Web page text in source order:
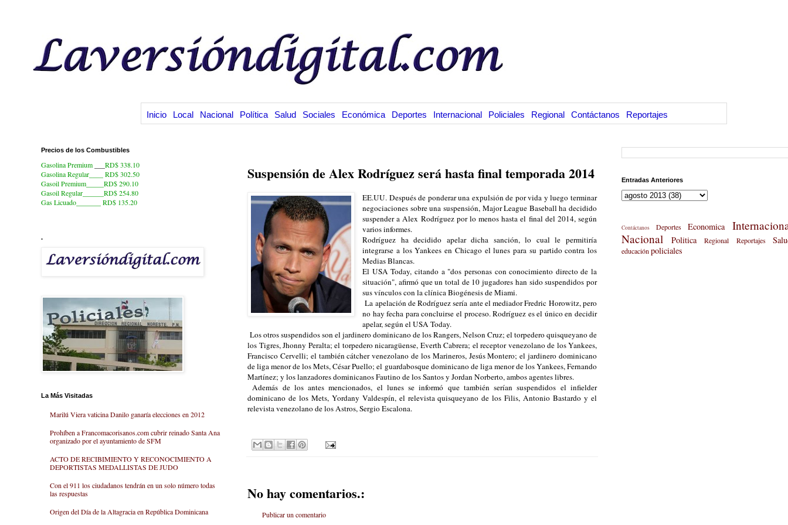
Inicio Local Nacional Política Salud Sociales Económica Deportes Internacional Policiales Regional Contáctanos Reportajes
Suspensión de Alex Rodríguez será hasta final temporada 2014
EE.UU. Después de ponderar una expulsión de por vida y luego terminar
negociaciones sobre una suspensión, Major League Baseball ha decidido
suspender a Alex Rodríguez por lo menos hasta el final del 2014, según
varios informes.
Rodríguez ha decidido apelar dicha sanción, lo cual le permitiría
integrarse a los Yankees en Chicago el lunes para su partido contra los
Medias Blancas.
El USA Today, citando a "dos personas con conocimiento directo de la
situación", afirmó que un total de 10 jugadores han sido suspendidos por
sus vínculos con la clínica Biogénesis de Miami.
La apelación de Rodríguez sería ante el mediador Fredric Horowitz, pero
no hay fecha para concluirse el proceso. Rodríguez es el único en decidir
apelar, según el USA Today.
Los otros suspendidos son el jardinero dominicano de los Rangers, Nelson Cruz; el torpedero quisqueyano de
los Tigres, Jhonny Peralta; el torpedero nicaragüense, Everth Cabrera; el receptor venezolano de los Yankees,
Francisco Cervelli; el también cátcher venezolano de los Marineros, Jesús Montero; el jardinero dominicano
de liga menor de los Mets, César Puello; el guardabosque dominicano de liga menor de los Yankees, Fernando
Martínez; y los lanzadores dominicanos Fautino de los Santos y Jordan Norberto, ambos agentes libres.
Además de los antes mencionados, el lunes se informó que también serían suspendidos el infielder
dominicano de los Mets, Yordany Valdespín, el relevista quisqueyano de los Filis, Antonio Bastardo y el
relevista venezolano de los Astros, Sergio Escalona.
No hay comentarios.:
Publicar un comentario
Precios de los Combustibles
Gasolina Premium
RD$ 338.10
Gasolina Regular____ RD$ 302.50
Gasoil Premium_____RD$ 290.10
Gasoil Regular______RD$ 254.80
Gas Licuado_______
RD$ 135.20
.
La Más Visitadas
Marilú Viera vaticina Danilo ganaría elecciones en 2012
Prohíben a Francomacorisanos.com cubrir reinado Santa Ana
organizado por el ayuntamiento de SFM
ACTO DE RECIBIMIENTO Y RECONOCIMIENTO A
DEPORTISTAS MEDALLISTAS DE JUDO
Con el 911 los ciudadanos tendrán en un solo número todas
las respuestas
Origen del Día de la Altagracia en República Dominicana
Entradas Anteriores
Contáctanos Deportes Economica
Nacional
Politica Regional Reportajes
educación policiales